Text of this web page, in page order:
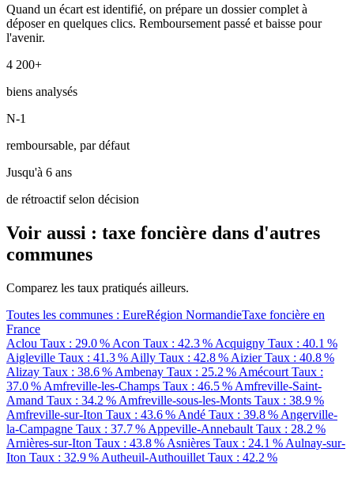
Quand un écart est identifié, on prépare un dossier complet à
déposer en quelques clics. Remboursement passé et baisse pour
l'avenir.
4 200+
biens analysés
N-1
remboursable, par défaut
Jusqu'à 6 ans
de rétroactif selon décision
Voir aussi : taxe foncière dans d'autres
communes
Comparez les taux pratiqués ailleurs.
Toutes les communes : EureRégion NormandieTaxe foncière en
France
Aclou Taux : 29.0 % Acon Taux : 42.3 % Acquigny Taux : 40.1 %
Aigleville Taux : 41.3 % Ailly Taux : 42.8 % AizierTaux : 40.8 %
Alizay Taux : 38.6 % Ambenay Taux : 25.2 % Amécourt Taux :
37.0 % Amfreville-les-Champs Taux : 46.5 % Amfreville-Saint-
Amand Taux : 34.2 % Amfreville-sous-les-Monts Taux : 38.9 %
Amfreville-sur-Iton Taux : 43.6 % Andé Taux : 39.8 % Angerville-
la-Campagne Taux : 37.7 % Appeville-Annebault Taux : 28.2 %
Arnières-sur-Iton Taux : 43.8 % Asnières Taux : 24.1 % Aulnay-sur-
Iton Taux : 32.9 % Autheuil-Authouillet Taux : 42.2 %